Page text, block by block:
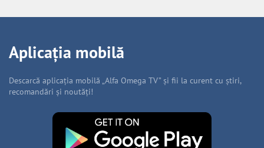
Aplicația mobilă
Descarcă aplicația mobilă „Alfa Omega TV” și fii la curent cu știri,
recomandări și noutăți!